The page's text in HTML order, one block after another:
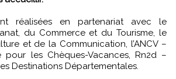
réalisées en partenariat avec le
du Commerce et du Tourisme, le
et de la Communication, l’ANCV –
pour les Chèques-Vacances, Rn2d –
Destinations Départementales.